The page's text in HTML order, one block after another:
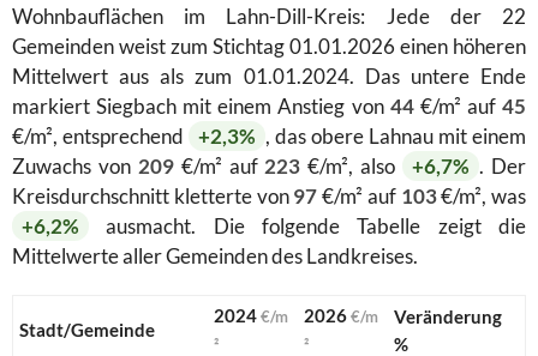
Wohnbauflächen im Lahn-Dill-Kreis: Jede der 22
Gemeinden weist zum Stichtag 01.01.2026 einen höheren
Mittelwert aus als zum 01.01.2024. Das untere Ende
markiert Siegbach mit einem Anstieg von 44€/m² auf45
€/m², entsprechend
+2,3% , das obere Lahnau mit einem
Zuwachs von 209€/m² auf 223 €/m², also +6,7% . Der
Kreisdurchschnitt kletterte von97€/m² auf 103€/m², was
+6,2%
ausmacht. Die folgende Tabelle zeigt die
Mittelwerte aller Gemeinden des Landkreises.
Stadt/Gemeinde
2024€/m
²
2026€/m
²
Veränderung
%